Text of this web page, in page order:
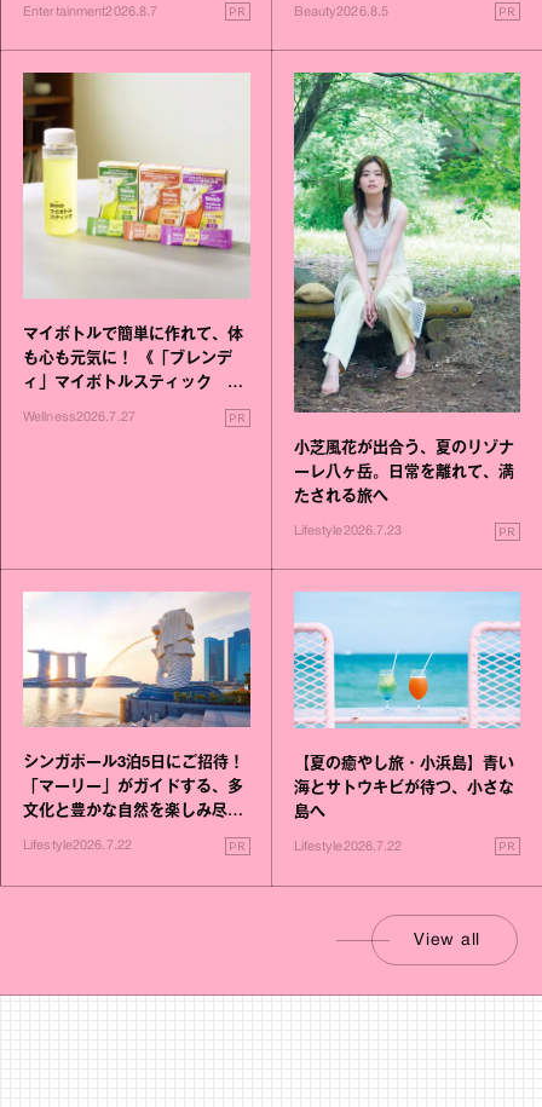
Entertainment2026.8.7 PR Beauty2026.8.5 PR
マイボトルで簡単に作れて、体
も心も元気に！ 《「ブレンデ
ィ」マイボトルスティック い
いこと毎日》シリーズが誕生
Wellness2026.7.27 PR
小芝風花が出合う、夏のリゾナ
ーレ八ヶ岳。日常を離れて、満
たされる旅へ
Lifestyle2026.7.23 PR
シンガポール3泊5日にご招待！
「マーリー」がガイドする、多
文化と豊かな自然を楽しみ尽く
Lifestyle2026.7.22 PR
【夏の癒やし旅・小浜島】青い
海とサトウキビが待つ、小さな
島へ
Lifestyle2026.7.22 PR
View all